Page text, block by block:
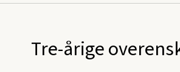
Tre-årige